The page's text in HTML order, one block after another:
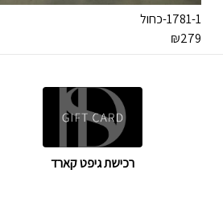
1781-1-כחול
₪279
רכישת גיפט קארד